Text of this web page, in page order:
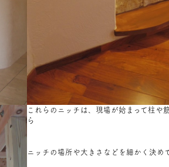
これらのニッチは、現場が始まって柱や
ら
ニッチの場所や大きさなどを細かく決め